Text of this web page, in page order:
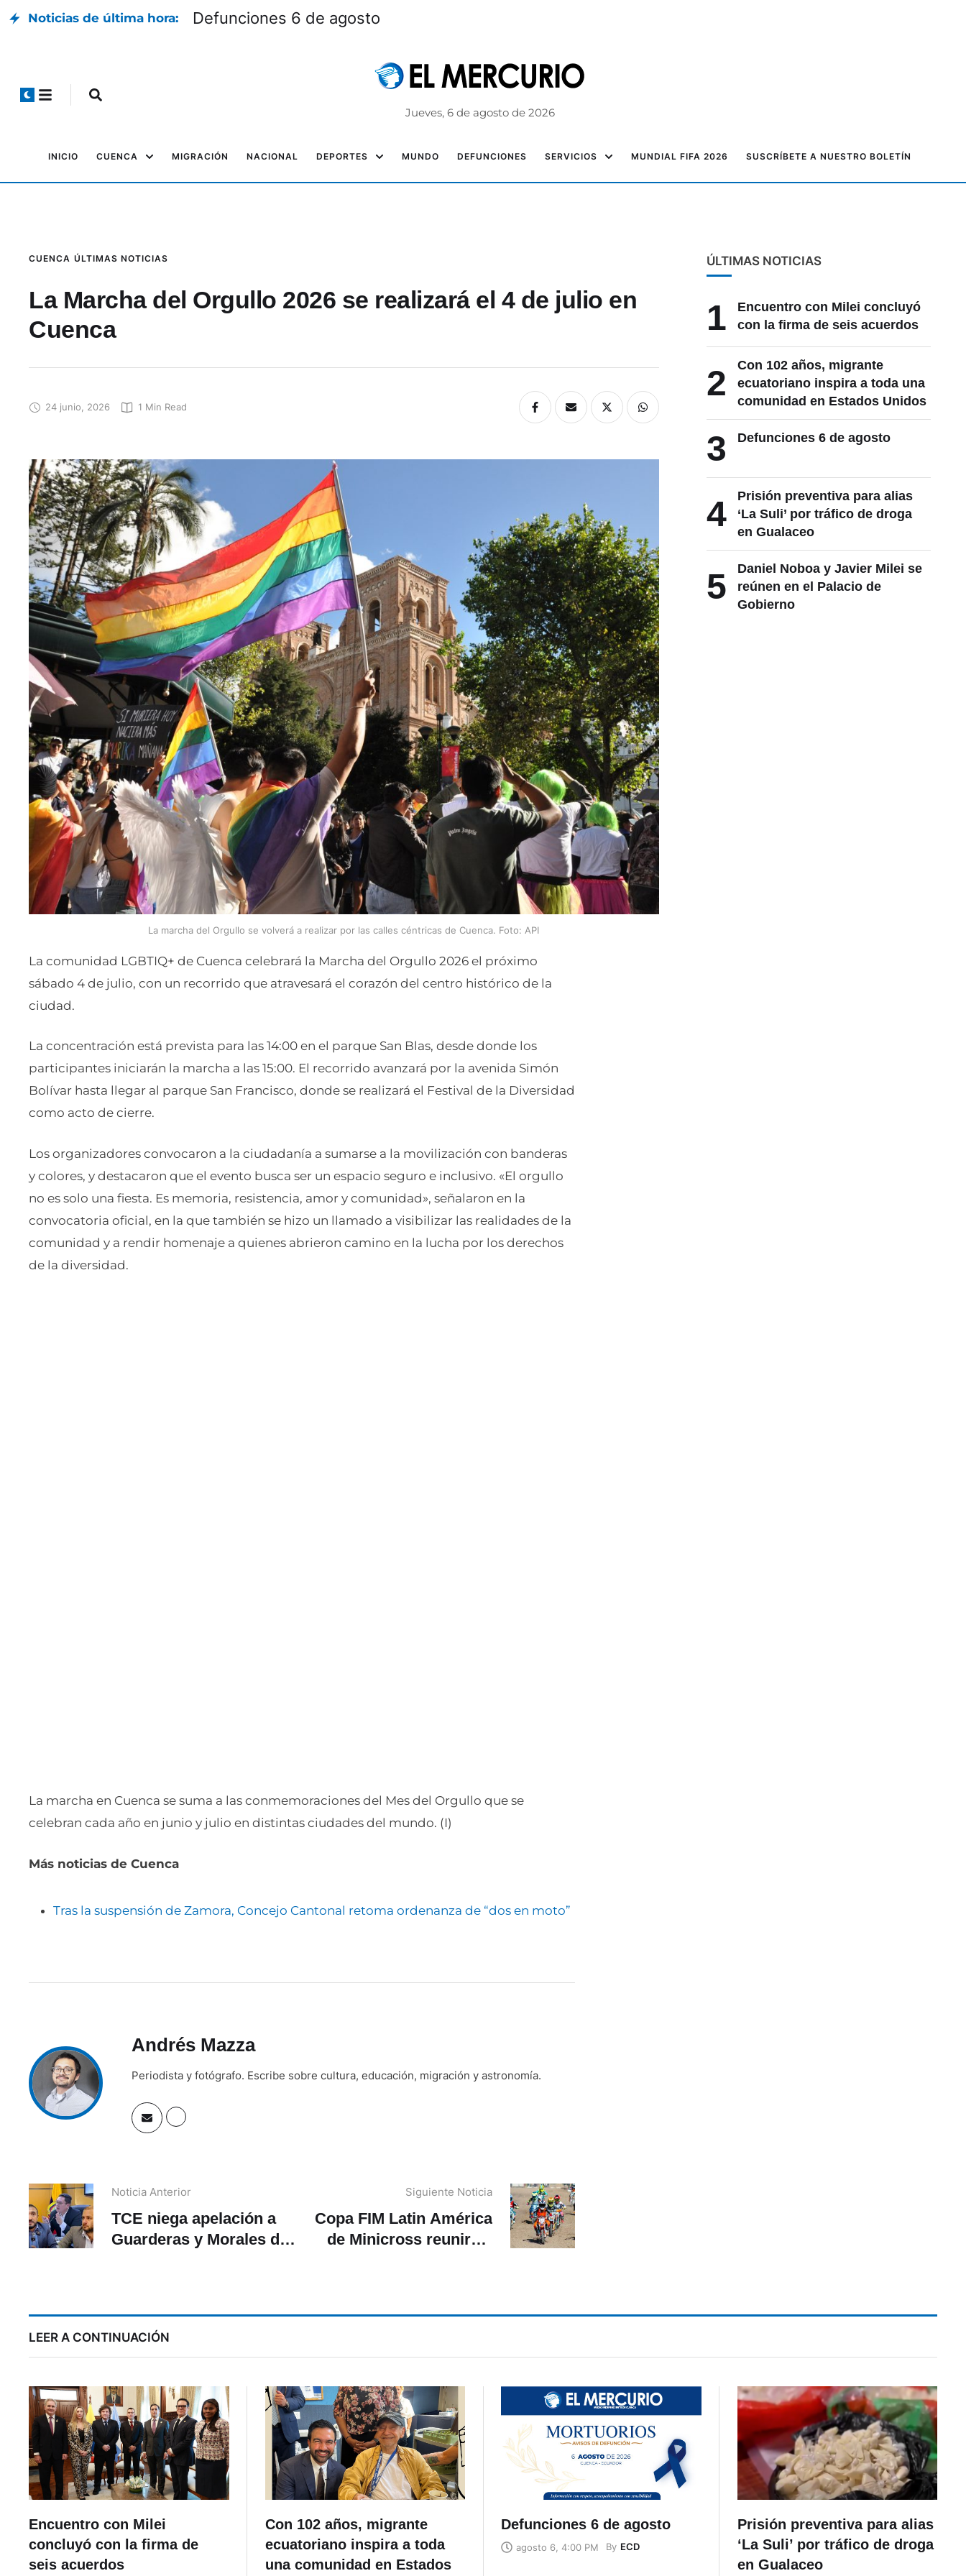
Noticias de última hora: Defunciones 6 de agosto
Jueves, 6 de agosto de 2026
INICIO CUENCA MIGRACIÓN NACIONAL DEPORTES MUNDO DEFUNCIONES SERVICIOS MUNDIAL FIFA 2026 SUSCRÍBETE A NUESTRO BOLETÍN
CUENCA ÚLTIMAS NOTICIAS
La Marcha del Orgullo 2026 se realizará el 4 de julio en
Cuenca
24 junio, 2026 1 Min Read
La marcha del Orgullo se volverá a realizar por las calles céntricas de Cuenca. Foto: API
La comunidad LGBTIQ+ de Cuenca celebrará la Marcha del Orgullo 2026 el próximo
sábado 4 de julio, con un recorrido que atravesará el corazón del centro histórico de la
ciudad.
La concentración está prevista para las 14:00 en el parque San Blas, desde donde los
participantes iniciarán la marcha a las 15:00. El recorrido avanzará por la avenida Simón
Bolívar hasta llegar al parque San Francisco, donde se realizará el Festival de la Diversidad
como acto de cierre.
Los organizadores convocaron a la ciudadanía a sumarse a la movilización con banderas
y colores, y destacaron que el evento busca ser un espacio seguro e inclusivo. «El orgullo
no es solo una fiesta. Es memoria, resistencia, amor y comunidad», señalaron en la
convocatoria oficial, en la que también se hizo un llamado a visibilizar las realidades de la
comunidad y a rendir homenaje a quienes abrieron camino en la lucha por los derechos
de la diversidad.
La marcha en Cuenca se suma a las conmemoraciones del Mes del Orgullo que se
celebran cada año en junio y julio en distintas ciudades del mundo. (I)
Más noticias de Cuenca
Tras la suspensión de Zamora, Concejo Cantonal retoma ordenanza de “dos en moto”
Andrés Mazza
Periodista y fotógrafo. Escribe sobre cultura, educación, migración y astronomía.
Noticia Anterior
TCE niega apelación a
Guarderas y Morales de
Zamora
Siguiente Noticia
Copa FIM Latin América
de Minicross reunirá a
ÚLTIMAS NOTICIAS
1
Encuentro con Milei concluyó
con la firma de seis acuerdos
2
Con 102 años, migrante
ecuatoriano inspira a toda una
comunidad en Estados Unidos
3 Defunciones 6 de agosto
4
Prisión preventiva para alias
‘La Suli’ por tráfico de droga
en Gualaceo
5
Daniel Noboa y Javier Milei se
reúnen en el Palacio de
Gobierno
LEER A CONTINUACIÓN
Encuentro con Milei
concluyó con la firma de
seis acuerdos
Con 102 años, migrante
ecuatoriano inspira a toda
una comunidad en Estados
Defunciones 6 de agosto
agosto 6, 4:00 PM By ECD
Prisión preventiva para alias
‘La Suli’ por tráfico de droga
en Gualaceo